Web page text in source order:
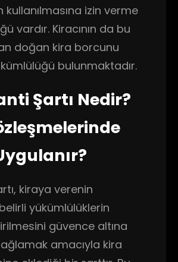
kullanılmasına izin verme
vardır. Kiracının da bu
doğan kira borcunu
bulunmaktadır.
Şartı Nedir?
kiraya verenin
yükümlülüklerin
güvence altına
amacıyla kira